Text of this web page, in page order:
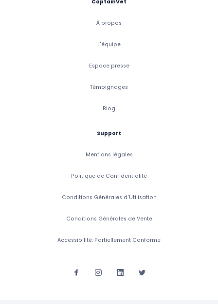
CaptainVet
À propos
L'équipe
Espace presse
Témoignages
Blog
Support
Mentions légales
Politique de Confidentialité
Conditions Générales d'Utilisation
Conditions Générales de Vente
Accessibilité: Partiellement Conforme